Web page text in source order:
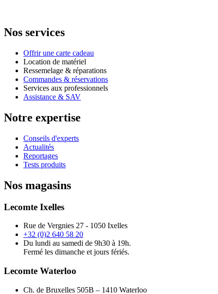
Nos services
Offrir une carte cadeau
Location de matériel
Ressemelage & réparations
Commandes & réservations
Services aux professionnels
Assistance & SAV
Notre expertise
Conseils d'experts
Actualités
Reportages
Tests produits
Nos magasins
Lecomte Ixelles
Rue de Vergnies 27 - 1050 Ixelles
+32 (0)2 640 58 20
Du lundi au samedi de 9h30 à 19h.
Fermé les dimanche et jours fériés.
Lecomte Waterloo
Ch. de Bruxelles 505B – 1410 Waterloo